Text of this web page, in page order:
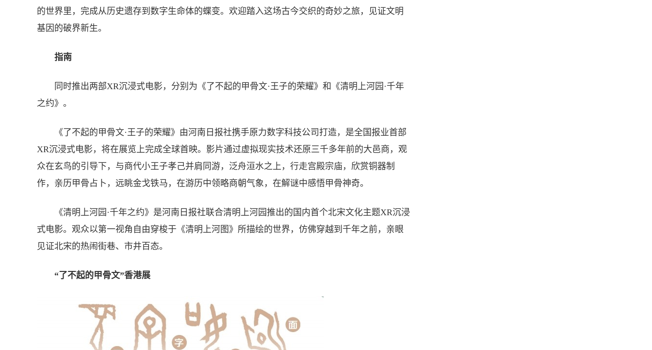
的世界里，完成从历史遗存到数字生命体的蝶变。欢迎踏入这场古今交织的奇妙之旅，见证文明
基因的破界新生。
指南
同时推出两部XR沉浸式电影，分别为《了不起的甲骨文·王子的荣耀》和《清明上河园·千年
之约》。
《了不起的甲骨文·王子的荣耀》由河南日报社携手原力数字科技公司打造，是全国报业首部
XR沉浸式电影，将在展览上完成全球首映。影片通过虚拟现实技术还原三千多年前的大邑商，观
众在玄鸟的引导下，与商代小王子孝己并肩同游，泛舟洹水之上，行走宫殿宗庙，欣赏铜器制
作，亲历甲骨占卜，远眺金戈铁马，在游历中领略商朝气象，在解谜中感悟甲骨神奇。
《清明上河园·千年之约》是河南日报社联合清明上河园推出的国内首个北宋文化主题XR沉浸
式电影。观众以第一视角自由穿梭于《清明上河图》所描绘的世界，仿佛穿越到千年之前，亲眼
见证北宋的热闹街巷、市井百态。
“了不起的甲骨文”香港展